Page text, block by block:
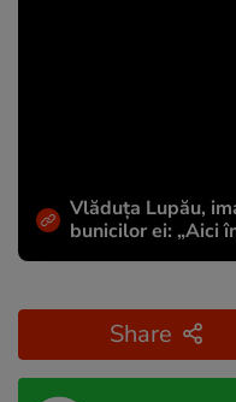
Vlăduța Lupău,
bunicilor ei: „Aici
Share